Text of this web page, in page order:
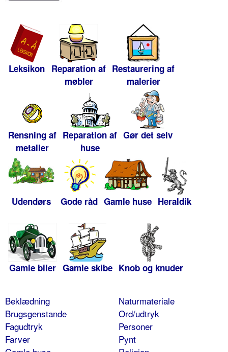
Leksikon Reparation af
møbler
Restaurering af
malerier
Rensning af
metaller
Reparation af
huse
Gør det selv
Udendørs Gode råd Gamle huse Heraldik
Gamle biler Gamle skibe Knob og knuder
Beklædning
Brugsgenstande
Fagudtryk
Farver
Naturmateriale
Ord/udtryk
Personer
Pynt